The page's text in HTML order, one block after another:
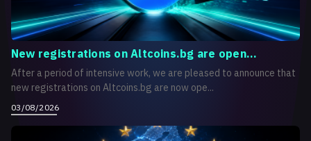
New registrations on Altcoins.bg are open...
After a period of intensive work, we are pleased to announce that
new registrations on Altcoins.bg are now ope...
03/08/2026